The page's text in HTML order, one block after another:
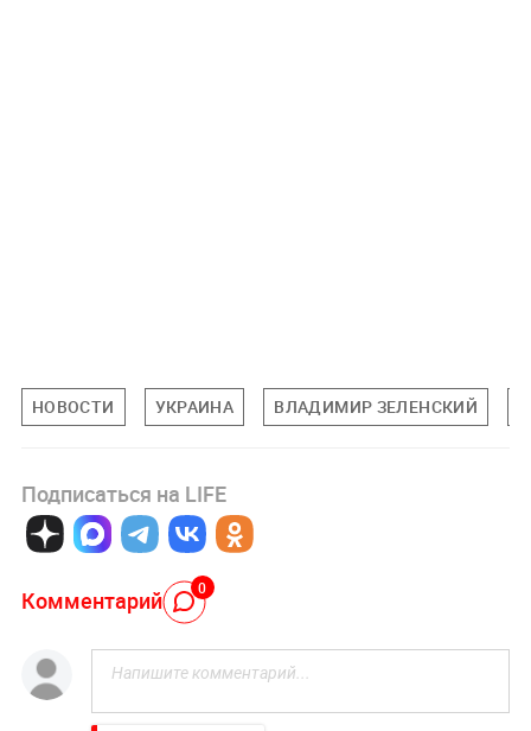
НОВОСТИ УКРАИНА ВЛАДИМИР ЗЕЛЕНСКИЙ
Подписаться на LIFE
Комментарий 0